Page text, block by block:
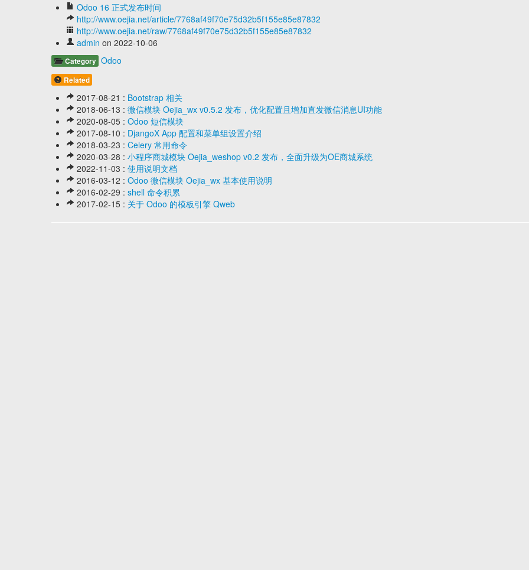
Odoo 16 正式发布时间
http://www.oejia.net/article/7768af49f70e75d32b5f155e85e87832
http://www.oejia.net/raw/7768af49f70e75d32b5f155e85e87832
admin on 2022-10-06
Category Odoo
Related
2017-08-21 : Bootstrap 相关
2018-06-13 : 微信模块 Oejia_wx v0.5.2 发布，优化配置且增加直发微信消息UI功能
2020-08-05 : Odoo 短信模块
2017-08-10 : DjangoX App 配置和菜单组设置介绍
2018-03-23 : Celery 常用命令
2020-03-28 : 小程序商城模块 Oejia_weshop v0.2 发布，全面升级为OE商城系统
2022-11-03 : 使用说明文档
2016-03-12 : Odoo 微信模块 Oejia_wx 基本使用说明
2016-02-29 : shell 命令积累
2017-02-15 : 关于 Odoo 的模板引擎 Qweb